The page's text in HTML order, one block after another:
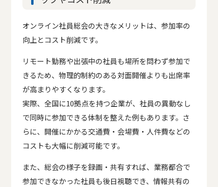
オンライン社員総会の大きなメリットは、参加率の
向上とコスト削減です。
リモート勤務や出張中の社員も場所を問わず参加で
きるため、物理的制約のある対面開催よりも出席率
が高まりやすくなります。
実際、全国に10拠点を持つ企業が、社員の異動なし
で同時に参加できる体制を整えた例もあります。さ
らに、開催にかかる交通費・会場費・人件費などの
コストも大幅に削減可能です。
また、総会の様子を録画・共有すれば、業務都合で
参加できなかった社員も後日視聴でき、情報共有の